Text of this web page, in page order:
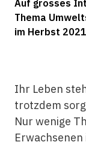
Auf grosses
Thema
im Herbst
Ihr Leben
trotzdem
Nur wenige
Erwachsenen